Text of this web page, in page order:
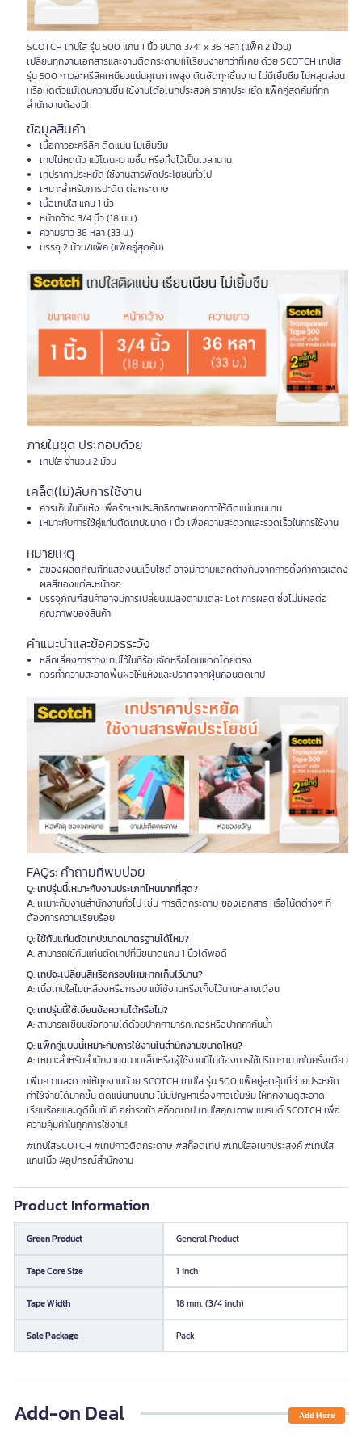
SCOTCH เทปใส รุ่น 500 แกน 1 นิ้ว ขนาด 3/4" x 36 หลา (แพ็ค 2 ม้วน)
เปลี่ยนทุกงานเอกสารและงานติดกระดาษให้เรียบง่ายกว่าที่เคย ด้วย SCOTCH เทปใส
รุ่น 500 กาวอะครีลิคเหนียวแน่นคุณภาพสูง ติดชัดทุกชิ้นงาน ไม่มีเยิ้มซึม ไม่หลุดล่อน
หรือหดตัวแม้โดนความชื้น ใช้งานได้อเนกประสงค์ ราคาประหยัด แพ็คคู่สุดคุ้มที่ทุก
สำนักงานต้องมี!
ข้อมูลสินค้า
เนื้อกาวอะครีลิค ติดแน่น ไม่เยิ้มซึม
เทปไม่หดตัว แม้โดนความชื้น หรือทิ้งไว้เป็นเวลานาน
เทปราคาประหยัด ใช้งานสารพัดประโยชน์ทั่วไป
เหมาะสำหรับการปะติด ต่อกระดาษ
เนื้อเทปใส แกน 1 นิ้ว
หน้ากว้าง 3/4 นิ้ว (18 มม.)
ความยาว 36 หลา (33 ม.)
บรรจุ 2 ม้วน/แพ็ค (แพ็คคู่สุดคุ้ม)
ภายในชุด ประกอบด้วย
เทปใส จำนวน 2 ม้วน
เคล็ด(ไม่)ลับการใช้งาน
ควรเก็บในที่แห้ง เพื่อรักษาประสิทธิภาพของกาวให้ติดแน่นทนนาน
เหมาะกับการใช้คู่แท่นตัดเทปขนาด 1 นิ้ว เพื่อความสะดวกและรวดเร็วในการใช้งาน
หมายเหตุ
สีของผลิตภัณฑ์ที่แสดงบนเว็บไซต์ อาจมีความแตกต่างกันจากการตั้งค่าการแสดง
ผลสีของแต่ละหน้าจอ
บรรจุภัณฑ์สินค้าอาจมีการเปลี่ยนแปลงตามแต่ละ Lot การผลิต ซึ่งไม่มีผลต่อ
คุณภาพของสินค้า
คำแนะนำและข้อควรระวัง
หลีกเลี่ยงการวางเทปไว้ในที่ร้อนจัดหรือโดนแดดโดยตรง
ควรทำความสะอาดพื้นผิวให้แห้งและปราศจากฝุ่นก่อนติดเทป
FAQs: คำถามที่พบบ่อย
Q: เทปรุ่นนี้เหมาะกับงานประเภทไหนมากที่สุด?
A:เหมาะกับงานสำนักงานทั่วไป เช่น การติดกระดาษ ซองเอกสาร หรือโน้ตต่างๆ ที่
ต้องการความเรียบร้อย
Q: ใช้กับแท่นตัดเทปขนาดมาตรฐานได้ไหม?
A:สามารถใช้กับแท่นตัดเทปที่มีขนาดแกน 1 นิ้วได้พอดี
Q: เทปจะเปลี่ยนสีหรือกรอบไหมหากเก็บไว้นาน?
A:เนื้อเทปใสไม่เหลืองหรือกรอบ แม้ใช้งานหรือเก็บไว้นานหลายเดือน
Q: เทปรุ่นนี้ใช้เขียนข้อความได้หรือไม่?
A:สามารถเขียนข้อความได้ด้วยปากกามาร์คเกอร์หรือปากกากันน้ำ
Q: แพ็คคู่แบบนี้เหมาะกับการใช้งานในสำนักงานขนาดไหน?
A:เหมาะสำหรับสำนักงานขนาดเล็กหรือผู้ใช้งานที่ไม่ต้องการใช้ปริมาณมากในครั้งเดียว
เพิ่มความสะดวกให้ทุกงานด้วย SCOTCH เทปใส รุ่น 500 แพ็คคู่สุดคุ้มที่ช่วยประหยัด
ค่าใช้จ่ายได้มากขึ้น ติดแน่นทนนาน ไม่มีปัญหาเรื่องกาวเยิ้มซึม ให้ทุกงานดูสะอาด
เรียบร้อยและดูดีขึ้นทันที อย่ารอช้า สก๊อตเทป เทปใสคุณภาพ แบรนด์ SCOTCH เพื่อ
ความคุ้มค่าในทุกการใช้งาน!
#เทปใสSCOTCH #เทปกาวติดกระดาษ #สก๊อตเทป #เทปใสอเนกประสงค์ #เทปใส
แกน1นิ้ว #อุปกรณ์สำนักงาน
Product Information
Green Product General Product
Tape Core Size 1 inch
Tape Width 18 mm. (3/4 inch)
Sale Package Pack
Add-on Deal Add More